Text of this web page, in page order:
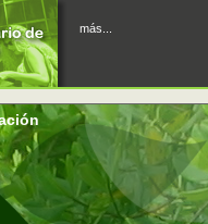
más...